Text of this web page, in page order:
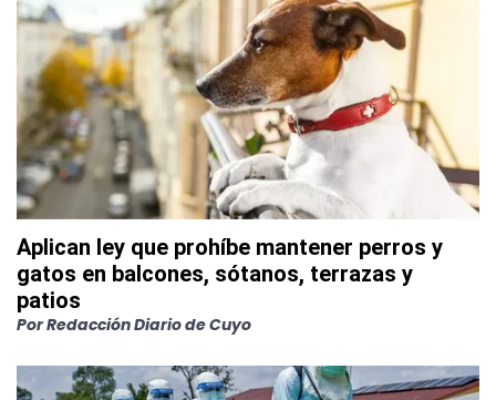
Aplican ley que prohíbe mantener perros y
gatos en balcones, sótanos, terrazas y
patios
PorRedacción Diario de Cuyo